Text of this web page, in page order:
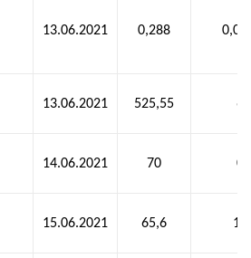
13.06.2021 0,288
13.06.2021 525,55
14.06.2021 70
15.06.2021 65,6